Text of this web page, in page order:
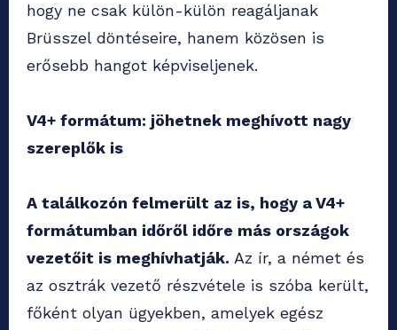
hogy ne csak külön-külön reagáljanak
Brüsszel döntéseire, hanem közösen is
erősebb hangot képviseljenek.
V4+ formátum: jöhetnek meghívott nagy
szereplők is
A találkozón felmerült az is, hogy a V4+
formátumban időről időre más országok
vezetőit is meghívhatják. Az ír, a német és
az osztrák vezető részvétele is szóba került,
főként olyan ügyekben, amelyek egész